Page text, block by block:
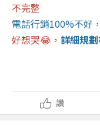
不完整
電話行銷100%不好
好想哭😂， 詳細規
讚